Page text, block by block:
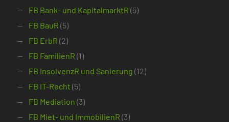
FB Bank- und KapitalmarktR (5)
FB BauR (5)
FB ErbR (2)
FB FamilienR (1)
FB InsolvenzR und Sanierung (12)
FB IT-Recht (5)
FB Mediation (3)
FB Miet- und ImmobilienR (3)